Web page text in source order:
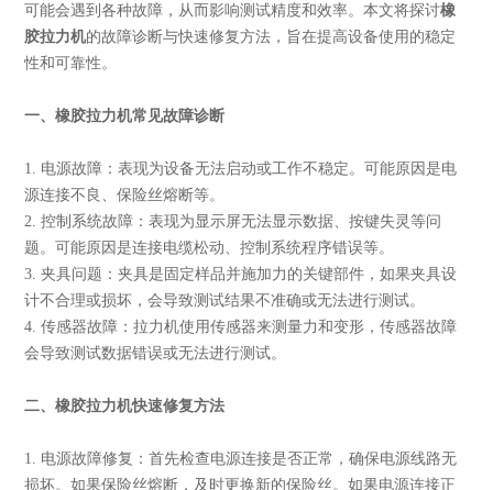
可能会遇到各种故障，从而影响测试精度和效率。本文将探讨橡
胶拉力机的故障诊断与快速修复方法，旨在提高设备使用的稳定
性和可靠性。
一、橡胶拉力机常见故障诊断
1. 电源故障：表现为设备无法启动或工作不稳定。可能原因是电
源连接不良、保险丝熔断等。
2. 控制系统故障：表现为显示屏无法显示数据、按键失灵等问
题。可能原因是连接电缆松动、控制系统程序错误等。
3. 夹具问题：夹具是固定样品并施加力的关键部件，如果夹具设
计不合理或损坏，会导致测试结果不准确或无法进行测试。
4. 传感器故障：拉力机使用传感器来测量力和变形，传感器故障
会导致测试数据错误或无法进行测试。
二、橡胶拉力机快速修复方法
1. 电源故障修复：首先检查电源连接是否正常，确保电源线路无
损坏。如果保险丝熔断，及时更换新的保险丝。如果电源连接正